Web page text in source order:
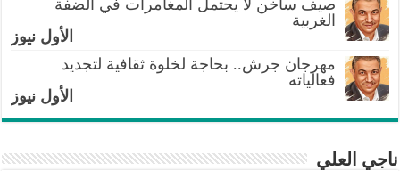
صيف ساخن لا يحتمل المغامرات في الضفة
الغربية
الأول نيوز
مهرجان جرش.. بحاجة لخلوة ثقافية لتجديد
فعالياته
الأول نيوز
ناجي العلي